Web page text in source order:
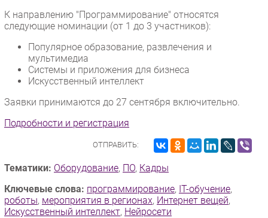
Новости
Аналитика
Интервью
Тестовый стенд
К направлению "Программирование" относятся
следующие номинации (от 1 до 3 участников):
Популярное образование, развлечения и
мультимедиа
Системы и приложения для бизнеса
Искусственный интеллект
Заявки принимаются до 27 сентября включительно.
Подробности и регистрация
ОТПРАВИТЬ:
Тематики: Оборудование, ПО, Кадры
Ключевые слова: программирование, IT-обучение,
роботы, мероприятия в регионах, Интернет вещей,
Искусственный интеллект, Нейросети